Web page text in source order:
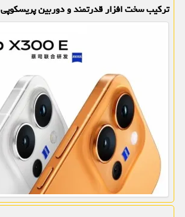
ترکیب سخت افزار قدرتمند و دوربین پریسکوپی